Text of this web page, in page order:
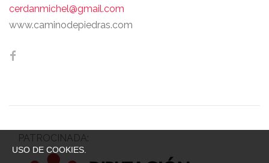
USO DE COOKIES.
cerdanmichel@gmail.com
www.caminodepiedras.com
PATROCINADA: